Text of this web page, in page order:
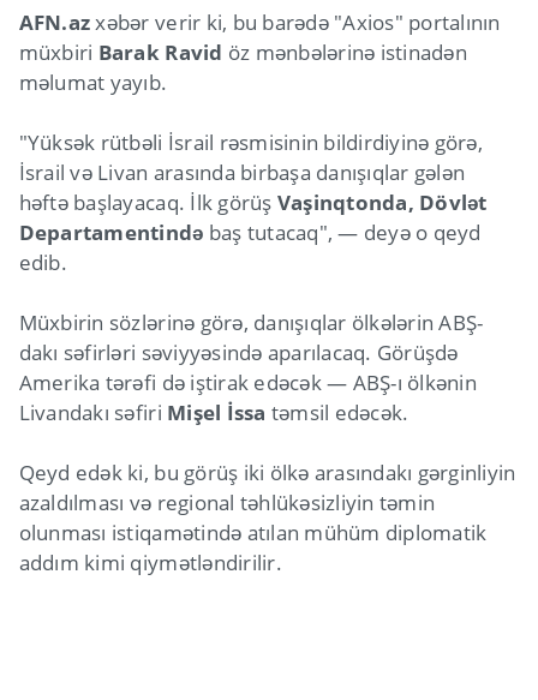
AFN.azxəbər verir ki, bu barədə "Axios" portalının
müxbiri Barak Ravid öz mənbələrinə istinadən
məlumat yayıb.
"Yüksək rütbəli İsrail rəsmisinin bildirdiyinə görə,
İsrail və Livan arasında birbaşa danışıqlar gələn
həftə başlayacaq. İlk görüş Vaşinqtonda, Dövlət
Departamentində baş tutacaq", — deyə o qeyd
edib.
Müxbirin sözlərinə görə, danışıqlar ölkələrin ABŞ-
dakı səfirləri səviyyəsində aparılacaq. Görüşdə
Amerika tərəfi də iştirak edəcək — ABŞ-ı ölkənin
Livandakı səfiri Mişel İssa təmsil edəcək.
Qeyd edək ki, bu görüş iki ölkə arasındakı gərginliyin
azaldılması və regional təhlükəsizliyin təmin
olunması istiqamətində atılan mühüm diplomatik
addım kimi qiymətləndirilir.